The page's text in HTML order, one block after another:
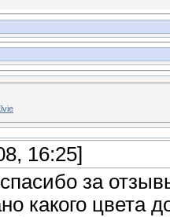
16:25]
за
какого цвета